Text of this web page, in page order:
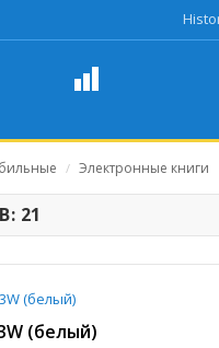
/ Электронные книги
21
(белый)